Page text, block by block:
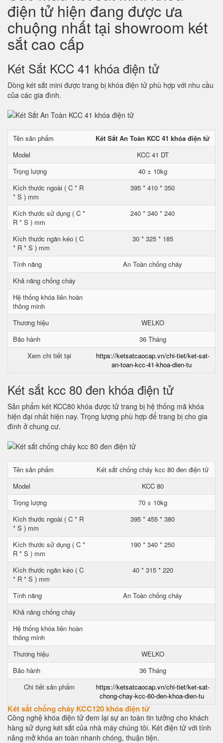
điện tử hiện đang được ưa
chuộng nhất tại showroom két
sắt cao cấp
Két Sắt KCC 41 khóa điện tử
Dòng két sắt mini được trang bị khóa điện tử phù hợp với nhu cầu
của các gia đình.
Tên sản phẩm
Két Sắt An Toàn KCC 41 khóa điện tử
Model
KCC 41 DT
Trọng lượng
40 ± 10kg
Kích thước ngoài ( C * R
* S ) mm
395 * 410 * 350
Kích thước sử dụng ( C *
R * S ) mm
240 * 340 * 240
Kích thước ngăn kéo ( C
* R * S ) mm
30 * 325 * 185
Tính năng
An Toàn chống cháy
Khả năng chống cháy
Hệ thống khóa liên hoàn
thông minh
Thương hiệu
WELKO
Bảo hành
36 Tháng
Xem chi tiết tại
https://ketsatcaocap.vn/chi-tiet/ket-sat-
an-toan-kcc-41-khoa-dien-tu
Két sắt kcc 80 đen khóa điện tử
Sản phẩm két KCC80 khóa được tử trang bị hệ thống mã khóa
hiện đại nhất hiện nay. Trọng lượng phù hợp để trang bị cho gia
đình ở chung cư.
Tên sản phẩm
Két sắt chống cháy kcc 80 đen điện tử
Model
KCC 80
Trọng lượng
70 ± 10kg
Kích thước ngoài ( C * R
* S ) mm
395 * 455 * 380
Kích thước sử dụng ( C *
R * S ) mm
190 * 340 * 250
Kích thước ngăn kéo ( C
* R * S ) mm
40 * 315 * 220
Tính năng
An Toàn chống cháy
Khả năng chống cháy
Hệ thống khóa liên hoàn
thông minh
Thương hiệu
WELKO
Bảo hành
36 Tháng
Chi tiết sản phẩm
https://ketsatcaocap.vn/chi-tiet/ket-sat-
chong-chay-kcc-60-den-khoa-dien-tu
Két sắt chống cháy KCC120 khóa điện tử
Công nghệ khóa điện tử đem lại sự an toàn tin tưởng cho khách
hàng sử dụng két sắt của nhà máy chúng tôi. Két điện tử với tính
năng mở khóa an toàn nhanh chóng, thuận tiện.